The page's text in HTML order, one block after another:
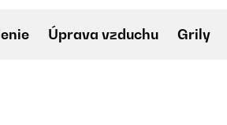
Úprava vzduchu Grily